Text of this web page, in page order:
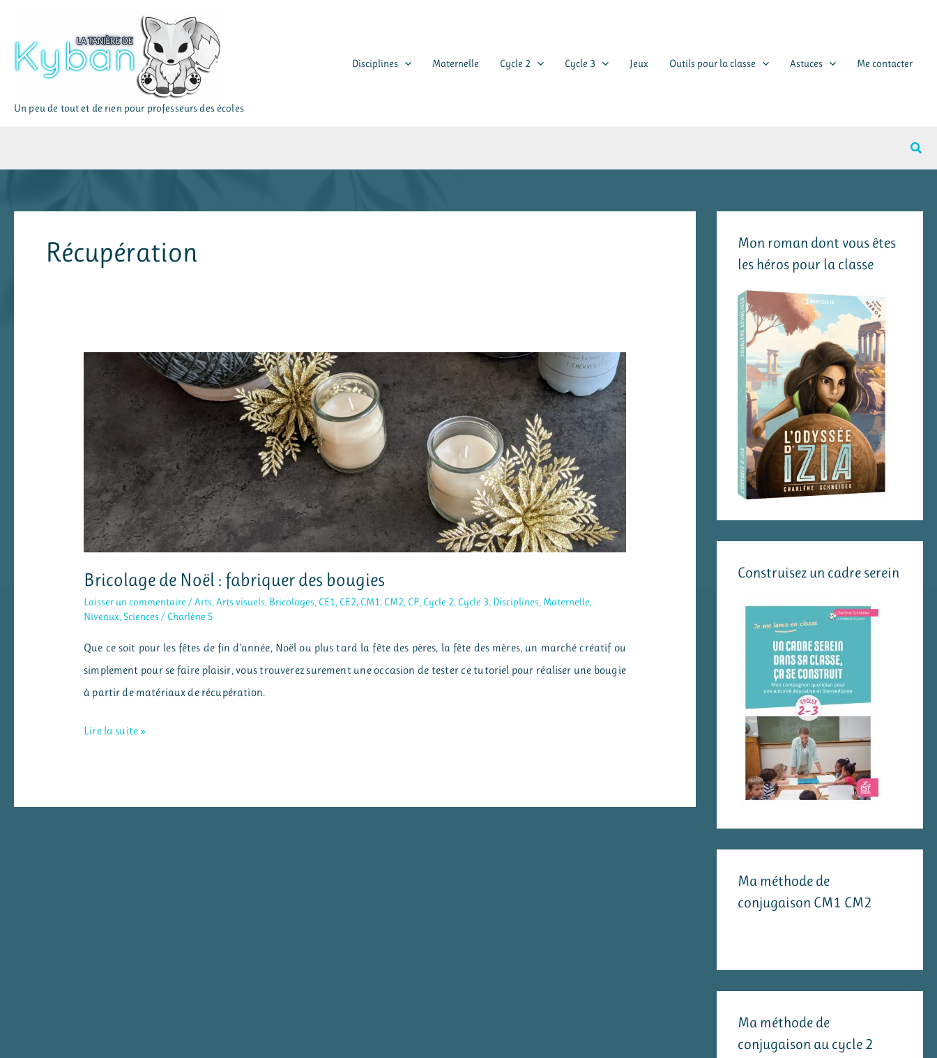
contenu
Un peu de tout et de rien pour professeurs des écoles
Disciplines Maternelle Cycle 2 Cycle 3 Jeux Outils pour la classe Astuces Me contacter
Récupération
Bricolage de Noël : fabriquer des bougies
Laisser un commentaire /Arts,Arts visuels, Bricolages, CE1, CE2, CM1, CM2, CP, Cycle 2, Cycle 3, Disciplines, Maternelle,
Niveaux,Sciences/ Charlène S
Que ce soit pour les fêtes de fin d’année, Noël ou plus tard la fête des pères, la fête des mères, un marché créatif ou
simplement pour se faire plaisir, vous trouverez surement une occasion de tester ce tutoriel pour réaliser une bougie
à partir de matériaux de récupération.
Bricolage
Lire la suite »
Mon roman dont vous êtes
les héros pour la classe
Construisez un cadre serein
Ma méthode de
conjugaison CM1 CM2
Ma méthode de
conjugaison au cycle 2